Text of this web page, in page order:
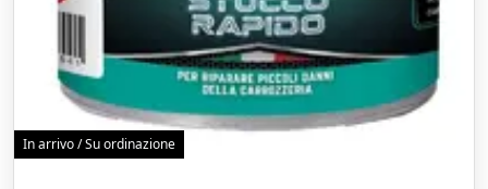
In arrivo / Su ordinazione